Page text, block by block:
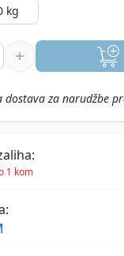
kg
dostava za narudžbe
1 kom